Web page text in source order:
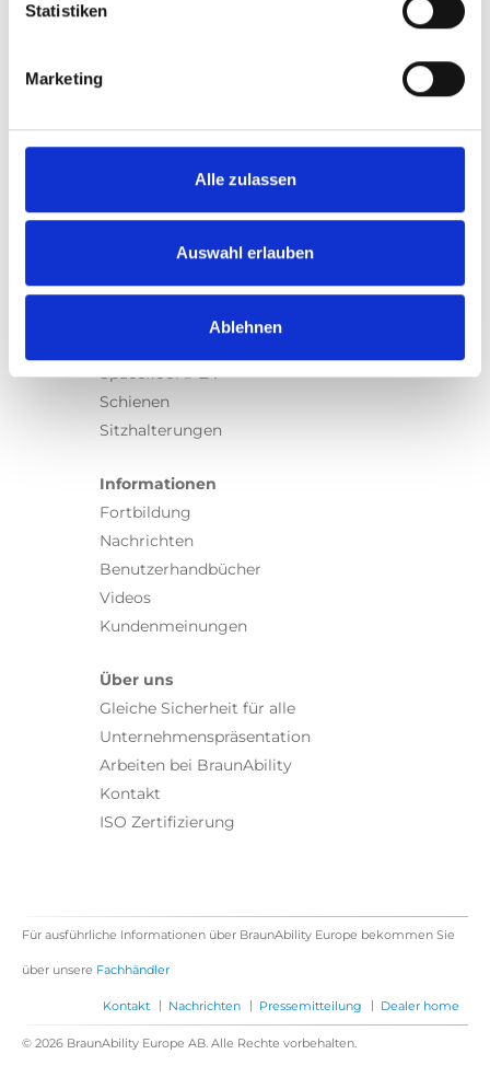
Statistiken
Marketing
Alle zulassen
Auswahl erlauben
Ablehnen
Produkte
Turny Evo
Turny Low Vehicle
Rollstuhllifte
Spacefloor® LX
Schienen
Sitzhalterungen
Informationen
Fortbildung
Nachrichten
Benutzerhandbücher
Videos
Kundenmeinungen
Über uns
Gleiche Sicherheit für alle
Unternehmenspräsentation
Arbeiten bei BraunAbility
Kontakt
ISO Zertifizierung
Für ausführliche Informationen über BraunAbility Europe bekommen Sie
über unsere Fachhändler
Kontakt | Nachrichten | Pressemitteilung | Dealer home
© 2026 BraunAbility Europe AB. Alle Rechte vorbehalten.